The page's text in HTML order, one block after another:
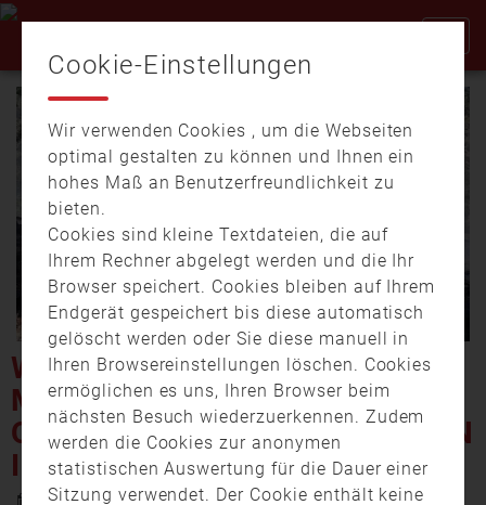
Video
WALDBRAND BEI KAHL –
MEHRERE TAUSEND
QUADRATMETER WALDBODEN
IN FLAMMEN
20. August 2025 17:36
Cookie-Einstellungen
Wir verwenden Cookies , um die Webseiten
optimal gestalten zu können und Ihnen ein
hohes Maß an Benutzerfreundlichkeit zu
bieten.
Cookies sind kleine Textdateien, die auf
Ihrem Rechner abgelegt werden und die Ihr
Browser speichert. Cookies bleiben auf Ihrem
Endgerät gespeichert bis diese automatisch
gelöscht werden oder Sie diese manuell in
Ihren Browsereinstellungen löschen. Cookies
ermöglichen es uns, Ihren Browser beim
nächsten Besuch wiederzuerkennen. Zudem
werden die Cookies zur anonymen
statistischen Auswertung für die Dauer einer
Sitzung verwendet. Der Cookie enthält keine